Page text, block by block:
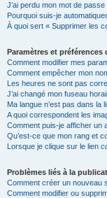
J’ai perdu mon mot de passe
Pourquoi suis-je
À quoi sert « Supprimer les
Paramètres et préférences
Comment modifier mes
Comment empêcher mon
Les heures ne sont pas
J’ai changé mon fuseau
Ma langue n’est pas dans la
A quoi correspondent les
Comment puis-je afficher un
Qu’est-ce que mon rang et
Lorsque je clique sur le lien
Problèmes liés à la
Comment créer un nouveau
Comment modifier ou